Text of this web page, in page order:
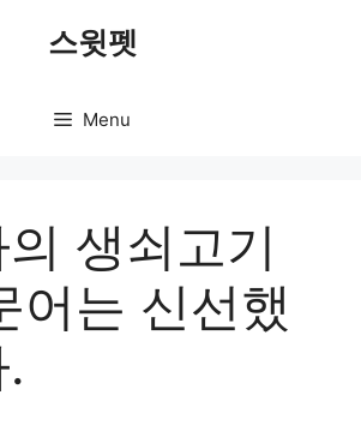
스윗펫
Menu
생쇠고기
어는 신선했